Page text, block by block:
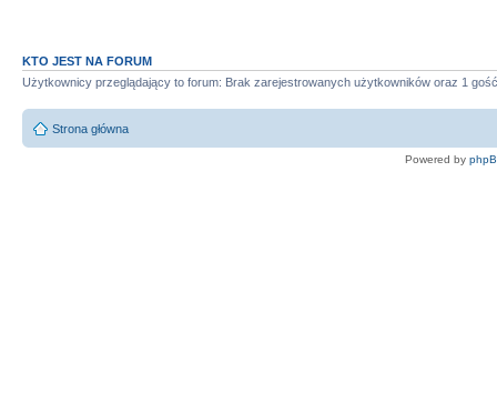
KTO JEST NA FORUM
Użytkownicy przeglądający to forum: Brak zarejestrowanych użytkowników oraz 1 gość
Strona główna
Powered by